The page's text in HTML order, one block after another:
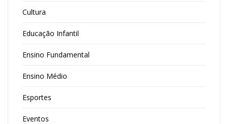
Cultura
Educação Infantil
Ensino Fundamental
Ensino Médio
Esportes
Eventos